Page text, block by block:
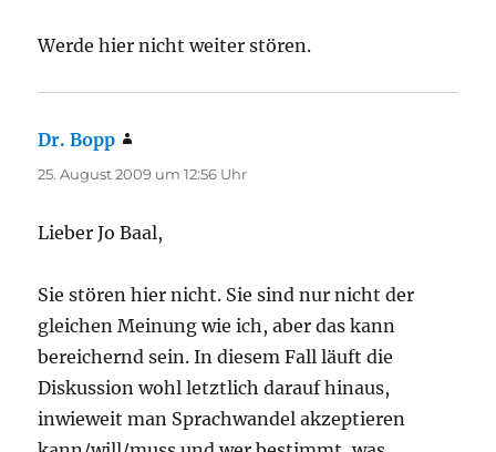
Werde hier nicht weiter stören.
Dr. Bopp
25. August 2009 um 12:56 Uhr
Lieber Jo Baal,
Sie stören hier nicht. Sie sind nur nicht der
gleichen Meinung wie ich, aber das kann
bereichernd sein. In diesem Fall läuft die
Diskussion wohl letztlich darauf hinaus,
inwieweit man Sprachwandel akzeptieren